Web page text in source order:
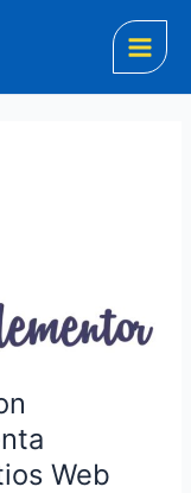
Main
Web